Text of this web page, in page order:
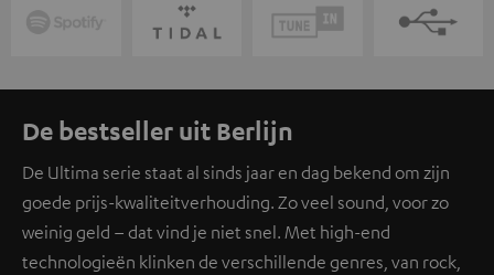
De bestseller uit Berlijn
De Ultima serie staat al sinds jaar en dag bekend om zijn
goede prijs-kwaliteitverhouding. Zo veel sound, voor zo
weinig geld – dat vind je niet snel. Met high-end
technologieën klinken de verschillende genres, van rock,